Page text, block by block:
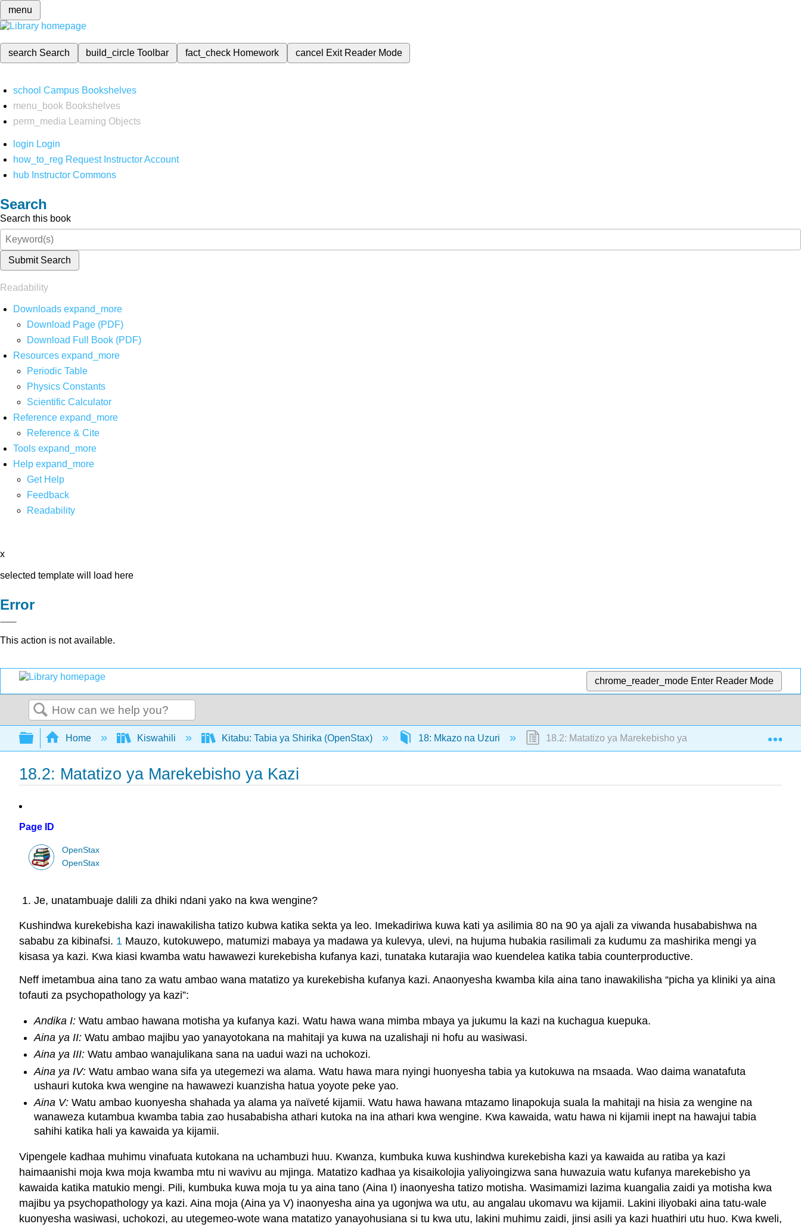
menu
search Search build_circleToolbar fact_check Homework cancel Exit Reader Mode
school Campus Bookshelves
menu_book Bookshelves
perm_media
Learning Objects
login Login
how_to_reg Request Instructor Account
hub Instructor Commons
Search
Search this book
Submit Search
Readability
Downloads expand_more
Download Page (PDF)
Download Full Book (PDF)
Resources expand_more
Periodic Table
Physics Constants
Scientific Calculator
Reference expand_more
Reference & Cite
Tools expand_more
Help expand_more
Get Help
Feedback
Readability
x
selected template will load here
Error
This action is not available.
chrome_reader_mode Enter Reader Mode
Search
Expand/collapse global hierarchy
Home Kiswahili Kitabu: Tabia ya Shirika (OpenStax) 18: Mkazo na Uzuri 18.2: Matatizo ya Marekebisho ya Kazi
18.2: Matatizo ya Marekebisho ya Kazi
Page ID
OpenStax
OpenStax
Je, unatambuaje dalili za dhiki ndani yako na kwa wengine?
Kushindwa kurekebisha kazi inawakilisha tatizo kubwa katika sekta ya leo. Imekadiriwa kuwa kati ya asilimia 80 na 90 ya ajali za viwanda husababishwa na
sababu za kibinafsi. 1 Mauzo, kutokuwepo, matumizi mabaya ya madawa ya kulevya, ulevi, na hujuma hubakia rasilimali za kudumu za mashirika mengi ya
kisasa ya kazi. Kwa kiasi kwamba watu hawawezi kurekebisha kufanya kazi, tunataka kutarajia wao kuendelea katika tabia counterproductive.
Neff imetambua aina tano za watu ambao wana matatizo ya kurekebisha kufanya kazi. Anaonyesha kwamba kila aina tano inawakilisha “picha ya kliniki ya aina
tofauti za psychopathology ya kazi”:
Andika I:Watu ambao hawana motisha ya kufanya kazi. Watu hawa wana mimba mbaya ya jukumu la kazi na kuchagua kuepuka.
Aina ya II:Watu ambao majibu yao yanayotokana na mahitaji ya kuwa na uzalishaji ni hofu au wasiwasi.
Aina ya III:Watu ambao wanajulikana sana na uadui wazi na uchokozi.
Aina ya IV:Watu ambao wana sifa ya utegemezi wa alama. Watu hawa mara nyingi huonyesha tabia ya kutokuwa na msaada. Wao daima wanatafuta
ushauri kutoka kwa wengine na hawawezi kuanzisha hatua yoyote peke yao.
Aina V:Watu ambao kuonyesha shahada ya alama ya naïveté kijamii. Watu hawa hawana mtazamo linapokuja suala la mahitaji na hisia za wengine na
wanaweza kutambua kwamba tabia zao husababisha athari kutoka na ina athari kwa wengine. Kwa kawaida, watu hawa ni kijamii inept na hawajui tabia
sahihi katika hali ya kawaida ya kijamii.
Vipengele kadhaa muhimu vinafuata kutokana na uchambuzi huu. Kwanza, kumbuka kuwa kushindwa kurekebisha kazi ya kawaida au ratiba ya kazi
haimaanishi moja kwa moja kwamba mtu ni wavivu au mjinga. Matatizo kadhaa ya kisaikolojia yaliyoingizwa sana huwazuia watu kufanya marekebisho ya
kawaida katika matukio mengi. Pili, kumbuka kuwa moja tu ya aina tano (Aina I) inaonyesha tatizo motisha. Wasimamizi lazima kuangalia zaidi ya motisha kwa
majibu ya psychopathology ya kazi. Aina moja (Aina ya V) inaonyesha aina ya ugonjwa wa utu, au angalau ukomavu wa kijamii. Lakini iliyobaki aina tatu-wale
kuonyesha wasiwasi, uchokozi, au utegemeo-wote wana matatizo yanayohusiana si tu kwa utu, lakini muhimu zaidi, jinsi asili ya kazi huathiri utu huo. Kwa kweli,